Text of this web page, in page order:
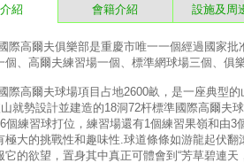
紹 會籍介紹 設施及周
爾夫俱樂部是重慶市唯一一個經過國家批
個、高爾夫練習場一個、標準網球場三個、俱
爾夫球場項目占地2600畝，是一座典型的
就勢設計並建造的18洞72杆標準國際高爾夫
個練習球打位，練習場還有1個練習果嶺和由
極大的挑戰性和趣味性.球道條條如游龍起伏
它的欲望，置身其中真正可體會到“芳草碧連